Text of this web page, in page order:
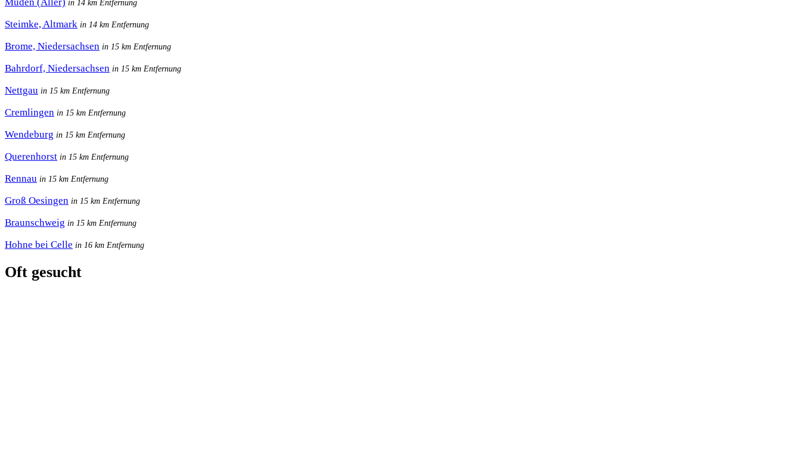
in 14 km Entfernung
Steimke, Altmark in 14 km Entfernung
Brome, Niedersachsen in 15 km Entfernung
Bahrdorf, Niedersachsen in 15 km Entfernung
Nettgau in 15 km Entfernung
Cremlingen in 15 km Entfernung
Wendeburg in 15 km Entfernung
Querenhorst in 15 km Entfernung
Rennau in 15 km Entfernung
Groß Oesingen in 15 km Entfernung
Braunschweig in 15 km Entfernung
Hohne bei Celle in 16 km Entfernung
Oft gesucht